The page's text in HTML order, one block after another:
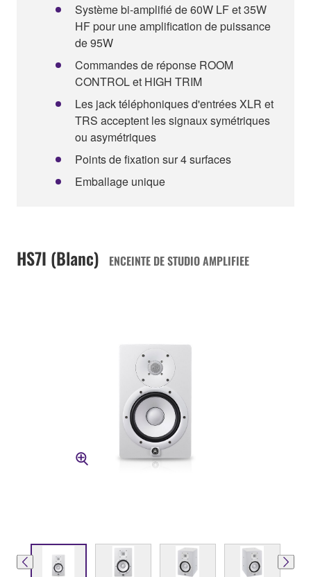
Système bi-amplifié de 60W LF et 35W
HF pour une amplification de puissance
de 95W
Commandes de réponse ROOM
CONTROL et HIGH TRIM
Les jack téléphoniques d'entrées XLR et
TRS acceptent les signaux symétriques
ou asymétriques
Points de fixation sur 4 surfaces
Emballage unique
HS7I (Blanc) ENCEINTE DE STUDIO AMPLIFIEE